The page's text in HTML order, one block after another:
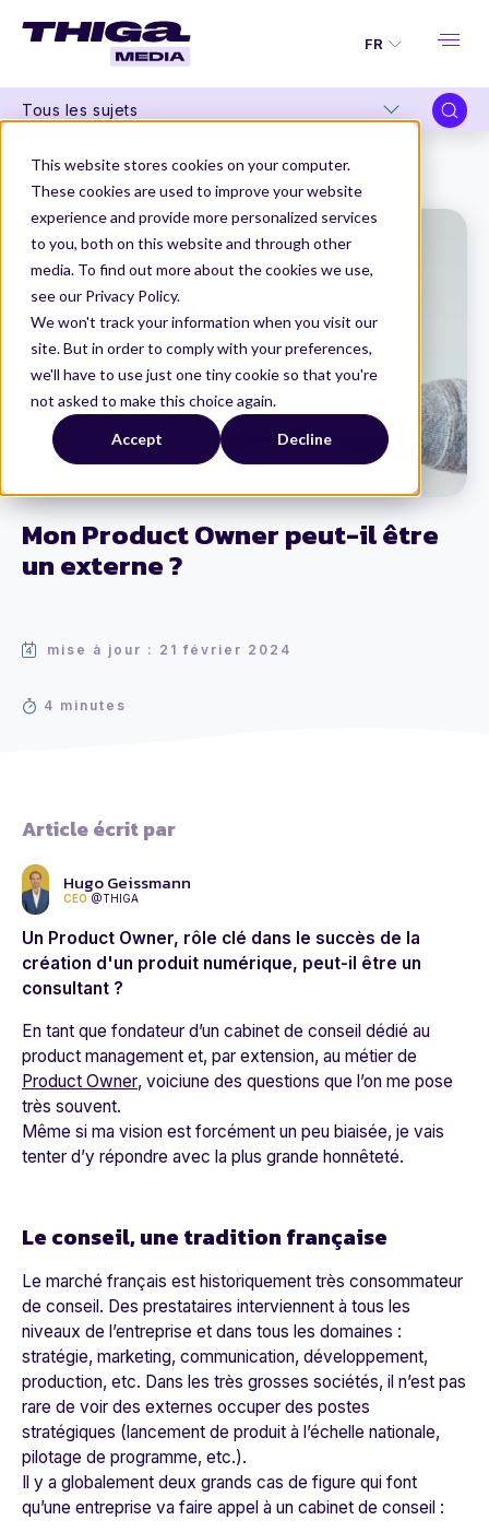
This website stores cookies on your computer.
These cookies are used to improve your website
experience and provide more personalized services
to you, both on this website and through other
media. To find out more about the cookies we use,
see our Privacy Policy.
We won't track your information when you visit our
site. But in order to comply with your preferences,
we'll have to use just one tiny cookie so that you're
not asked to make this choice again.
Accept Decline
FR
Tous les sujets
Mon Product Owner peut-il être
un externe ?
mise à jour : 21 février 2024
4 minutes
Thiga Media
Organisation Produit
Article écrit par
Hugo Geissmann
CEO @THIGA
Un Product Owner, rôle clé dans le succès de la
création d'un produit numérique, peut-il être un
consultant ?
En tant que fondateur d’un cabinet de conseil dédié au
product management et, par extension, au métier de
Product Owner, voiciune des questions que l’on me pose
très souvent.
Même si ma vision est forcément un peu biaisée, je vais
tenter d’y répondre avec la plus grande honnêteté.
Le conseil, une tradition française
Le marché français est historiquement très consommateur
de conseil. Des prestataires interviennent à tous les
niveaux de l’entreprise et dans tous les domaines :
stratégie, marketing, communication, développement,
production, etc. Dans les très grosses sociétés, il n’est pas
rare de voir des externes occuper des postes
stratégiques (lancement de produit à l’échelle nationale,
pilotage de programme, etc.).
Il y a globalement deux grands cas de figure qui font
qu’une entreprise va faire appel à un cabinet de conseil :